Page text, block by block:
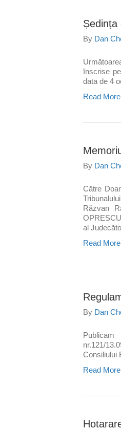
Ședința
By Dan
înscrise
data de 4
Read More
By Dan
Către
Răzvan
al
Read More
By Dan
Publicam
nr.121/
Consiliului
Read More